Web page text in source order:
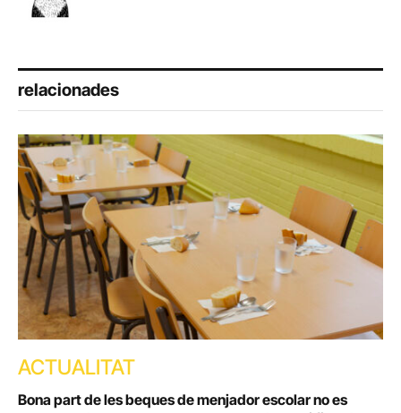
relacionades
ACTUALITAT
Bona part de les beques de menjador escolar no es